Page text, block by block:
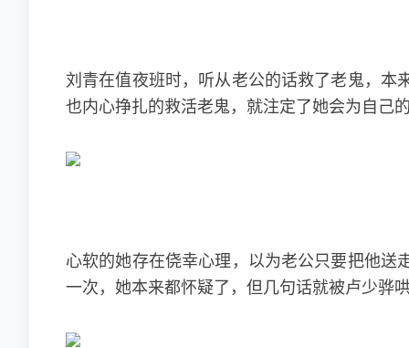
刘青在值夜班时，听从老公的话救了老鬼，本
也内心挣扎的救活老鬼，就注定了她会为自己
心软的她存在侥幸心理，以为老公只要把他送
一次，她本来都怀疑了，但几句话就被卢少骅